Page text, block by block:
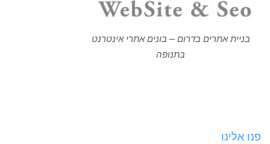
בניית אתרים בדרום – בונים אתרי אינטרנט
בתנופה
פנו אלינו